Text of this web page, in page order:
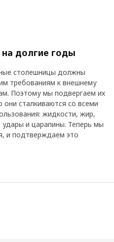
на долгие годы
столешницы должны
требованиям к внешнему
Поэтому мы подвергаем их
сталкиваются со всеми
жидкости, жир,
удары и царапины. Теперь мы
и подтверждаем это